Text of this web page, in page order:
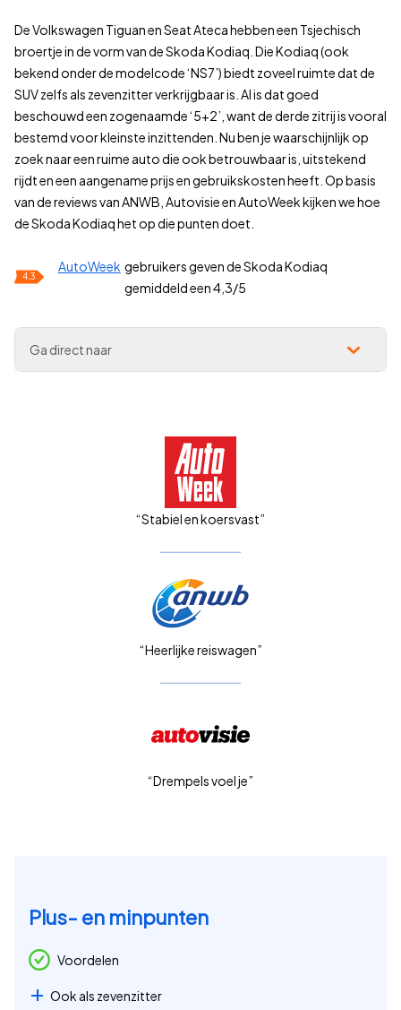
Ga direct naar
De Volkswagen Tiguan en Seat Ateca hebben een Tsjechisch
broertje in de vorm van de Skoda Kodiaq. Die Kodiaq (ook
bekend onder de modelcode ‘NS7’) biedt zoveel ruimte dat de
SUV zelfs als zevenzitter verkrijgbaar is. Al is dat goed
beschouwd een zogenaamde ‘5+2’, want de derde zitrij is vooral
bestemd voor kleinste inzittenden. Nu ben je waarschijnlijk op
zoek naar een ruime auto die ook betrouwbaar is, uitstekend
rijdt en een aangename prijs en gebruikskosten heeft. Op basis
van de reviews van ANWB, Autovisie en AutoWeek kijken we hoe
de Skoda Kodiaq het op die punten doet.
4,3
AutoWeek gebruikers geven de Skoda Kodiaq
gemiddeld een 4,3/5
“Stabiel en koersvast”
“Heerlijke reiswagen”
“Drempels voel je”
Plus- en minpunten
Voordelen
Ook als zevenzitter